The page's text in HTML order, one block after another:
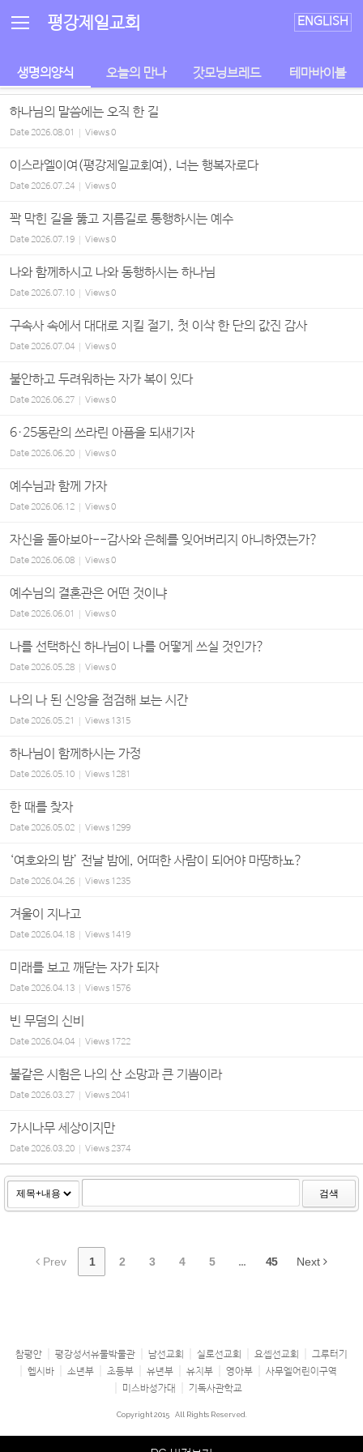
평강제일교회 ENGLISH
생명의양식 오늘의 만나 갓모닝브레드 테마바이블
하나님의 말씀에는 오직 한 길
Date2026.08.01 Views0
이스라엘이여(평강제일교회여), 너는 행복자로다
Date2026.07.24 Views0
꽉 막힌 길을 뚫고 지름길로 통행하시는 예수
Date2026.07.19 Views0
나와 함께하시고 나와 동행하시는 하나님
Date2026.07.10 Views0
구속사 속에서 대대로 지킬 절기, 첫 이삭 한 단의 값진 감사
Date2026.07.04 Views0
불안하고 두려워하는 자가 복이 있다
Date2026.06.27 Views0
6·25동란의 쓰라린 아픔을 되새기자
Date2026.06.20 Views0
예수님과 함께 가자
Date2026.06.12 Views0
자신을 돌아보아--감사와 은혜를 잊어버리지 아니하였는가?
Date2026.06.08 Views0
예수님의 결혼관은 어떤 것이냐
Date2026.06.01 Views0
나를 선택하신 하나님이 나를 어떻게 쓰실 것인가?
Date2026.05.28 Views0
나의 나 된 신앙을 점검해 보는 시간
Date2026.05.21 Views 1315
하나님이 함께하시는 가정
Date2026.05.10 Views 1281
한 때를 찾자
Date2026.05.02 Views 1299
‘여호와의 밤’ 전날 밤에, 어떠한 사람이 되어야 마땅하뇨?
Date2026.04.26 Views 1235
겨울이 지나고
Date2026.04.18 Views 1419
미래를 보고 깨닫는 자가 되자
Date2026.04.13 Views 1576
빈 무덤의 신비
Date2026.04.04 Views 1722
불같은 시험은 나의 산 소망과 큰 기쁨이라
Date2026.03.27 Views2041
가시나무 세상이지만
Date2026.03.20 Views2374
검색
Prev 1 2 3 4 5 ... 45 Next
참평안 평강성서유물박물관 남선교회 실로선교회 요셉선교회
그루터기
헵시바
소년부 초등부 유년부 유치부 영아부
사무엘어린이구역
미스바성가대
기독사관학교
Copyright 2015 All Rights Reserved.